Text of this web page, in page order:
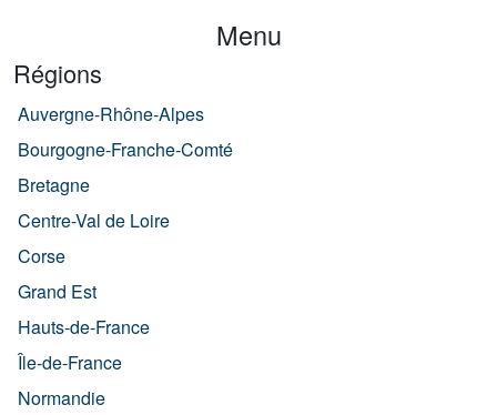
Menu
Régions
Auvergne-Rhône-Alpes
Bourgogne-Franche-Comté
Bretagne
Centre-Val de Loire
Corse
Grand Est
Hauts-de-France
Île-de-France
Normandie